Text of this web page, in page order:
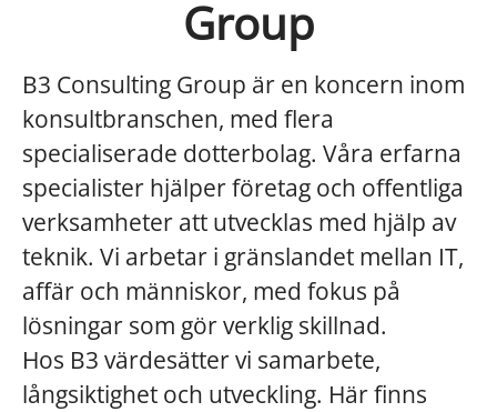
Group
B3 Consulting Group är en koncern inom
konsultbranschen, med flera
specialiserade dotterbolag. Våra erfarna
specialister hjälper företag och offentliga
verksamheter att utvecklas med hjälp av
teknik. Vi arbetar i gränslandet mellan IT,
affär och människor, med fokus på
lösningar som gör verklig skillnad.
Hos B3 värdesätter vi samarbete,
långsiktighet och utveckling. Här finns